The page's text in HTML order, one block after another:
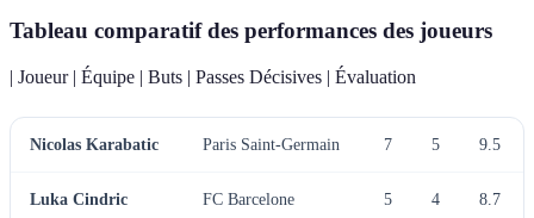
Tableau comparatif des performances des joueurs
| Joueur | Équipe | Buts | Passes Décisives | Évaluation
Nicolas Karabatic Paris Saint-Germain 7 5 9.5
Luka Cindric FC Barcelone 5 4 8.7